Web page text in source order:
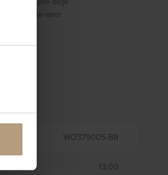
på alle varer
WO379005-BR
13,00